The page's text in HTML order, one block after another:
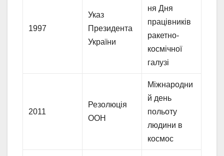
1997
Указ
Президента
України
ня Дня
працівників
ракетно-
космічної
галузі
2011
Резолюція
ООН
Міжнародни
й день
польоту
людини в
космос